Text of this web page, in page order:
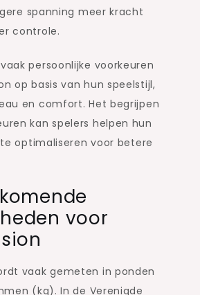
spanning meer kracht
controle.
persoonlijke voorkeuren
op basis van hun speelstijl,
en comfort. Het begrijpen
kan spelers helpen hun
optimaliseren voor betere
voor
vaak gemeten in ponden
(kg). In de Verenigde